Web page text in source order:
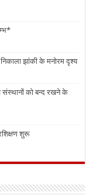
झांकी के मनोरम दृश्य
संस्थानों को बन्द रखने के
शुरू